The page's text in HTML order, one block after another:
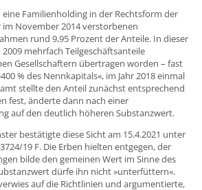
Familienholding in der Rechtsform der
im November 2014 verstorbenen
rund 9,95 Prozent der Anteile. In dieser
mehrfach Teilgeschäftsanteile
Gesellschaftern übertragen worden – fast
% des Nennkapitals«, im Jahr 2018 einmal
stellte den Anteil zunächst entsprechend
fest, änderte dann nach einer
auf den deutlich höheren Substanzwert.
bestätigte diese Sicht am 15.4.2021 unter
19 F. Die Erben hielten entgegen, der
bilde den gemeinen Wert im Sinne des
dürfe ihn nicht »unterfüttern«.
auf die Richtlinien und argumentierte,